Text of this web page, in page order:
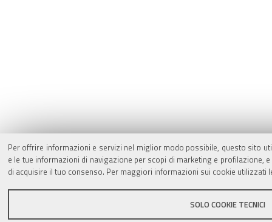
Per offrire informazioni e servizi nel miglior modo possibile, questo sito
e le tue informazioni di navigazione per scopi di marketing e
di acquisire il tuo consenso. Per maggiori informazioni sui cookie utilizzati
SOLO COOKIE TECNICI